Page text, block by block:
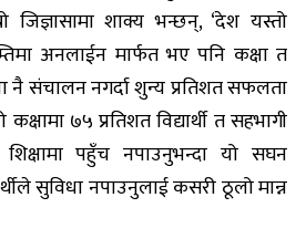
जिज्ञासामा शाक्य भन्छन्, ‘देश यस्तो
अनलाईन मार्फत भए पनि कक्षा त
संचालन नगर्दा शुन्य प्रतिशत सफलता
७५ प्रतिशत विद्यार्थी त सहभागी
पहुँच नपाउनुभन्दा यो सघन
सुविधा नपाउनुलाई कसरी ठूलो मान्न